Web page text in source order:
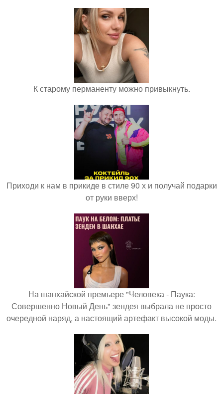
К старому перманенту можно привыкнуть.
Приходи к нам в прикиде в стиле 90 х и получай подарки
от руки вверх!
На шанхайской премьере "Человека - Паука:
Совершенно Новый День" зендея выбрала не просто
очередной наряд, а настоящий артефакт высокой моды.